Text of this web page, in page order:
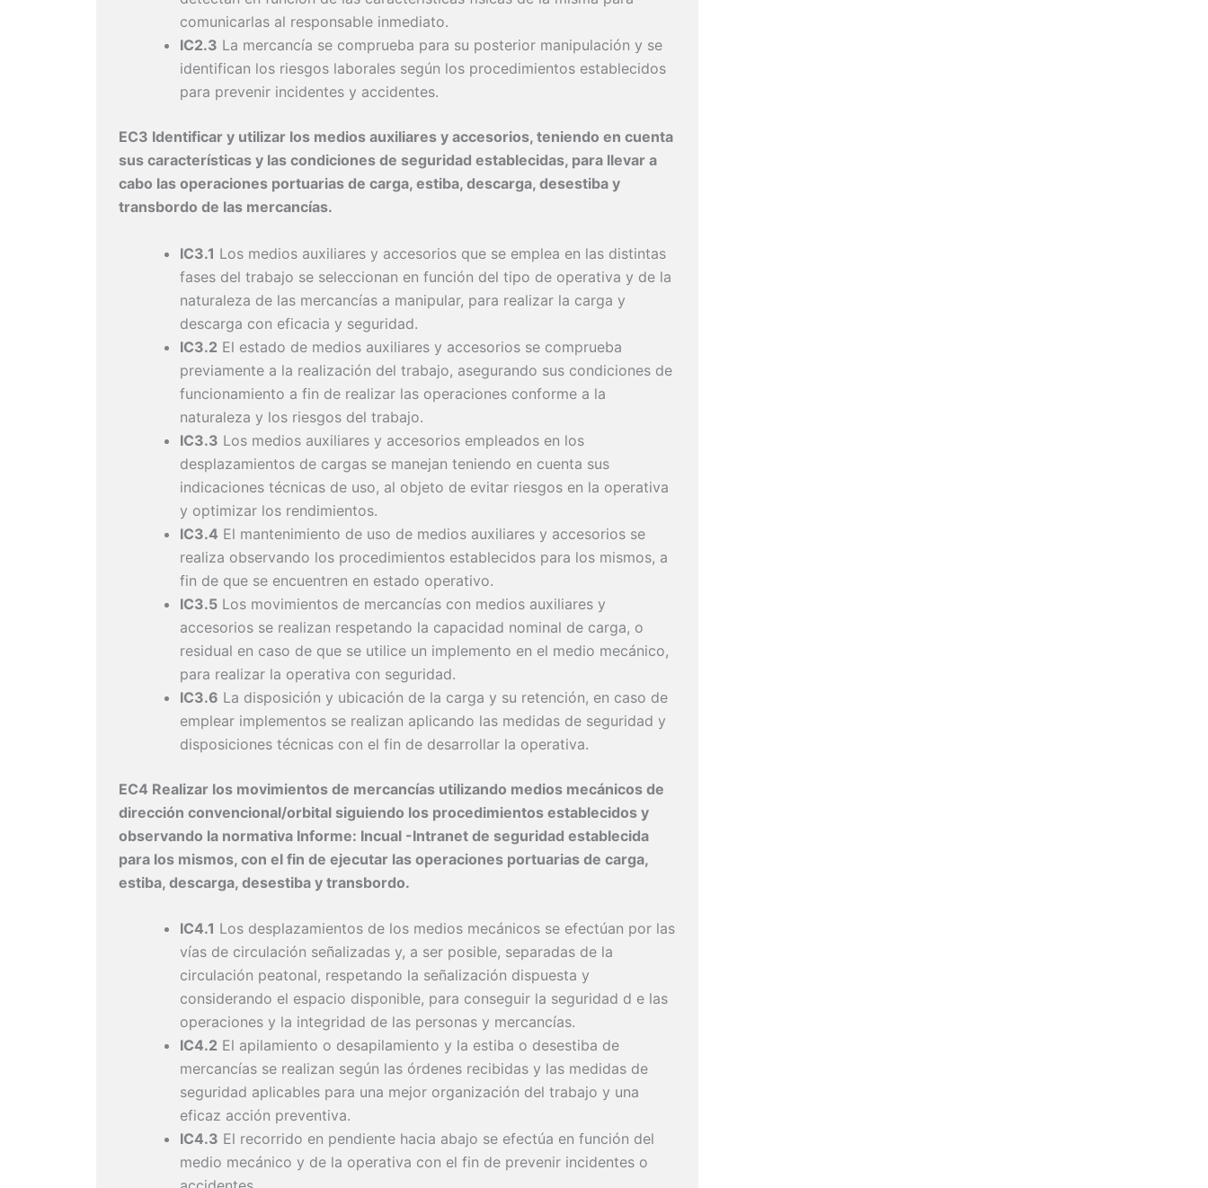
comunicarlas al responsable inmediato.
IC2.3 La mercancía se comprueba para su posterior manipulación y se
identifican los riesgos laborales según los procedimientos establecidos
para prevenir incidentes y accidentes.
EC3 Identificar y utilizar los medios auxiliares y accesorios, teniendo en cuenta
sus características y las condiciones de seguridad establecidas, para llevar a
cabo las operaciones portuarias de carga, estiba, descarga, desestiba y
transbordo de las mercancías.
IC3.1 Los medios auxiliares y accesorios que se emplea en las distintas
fases del trabajo se seleccionan en función del tipo de operativa y de la
naturaleza de las mercancías a manipular, para realizar la carga y
descarga con eficacia y seguridad.
IC3.2 El estado de medios auxiliares y accesorios se comprueba
previamente a la realización del trabajo, asegurando sus condiciones de
funcionamiento a fin de realizar las operaciones conforme a la
naturaleza y los riesgos del trabajo.
IC3.3 Los medios auxiliares y accesorios empleados en los
desplazamientos de cargas se manejan teniendo en cuenta sus
indicaciones técnicas de uso, al objeto de evitar riesgos en la operativa
y optimizar los rendimientos.
IC3.4 El mantenimiento de uso de medios auxiliares y accesorios se
realiza observando los procedimientos establecidos para los mismos, a
fin de que se encuentren en estado operativo.
IC3.5 Los movimientos de mercancías con medios auxiliares y
accesorios se realizan respetando la capacidad nominal de carga, o
residual en caso de que se utilice un implemento en el medio mecánico,
para realizar la operativa con seguridad.
IC3.6 La disposición y ubicación de la carga y su retención, en caso de
emplear implementos se realizan aplicando las medidas de seguridad y
disposiciones técnicas con el fin de desarrollar la operativa.
EC4 Realizar los movimientos de mercancías utilizando medios mecánicos de
dirección convencional/orbital siguiendo los procedimientos establecidos y
observando la normativa Informe: Incual -Intranet de seguridad establecida
para los mismos, con el fin de ejecutar las operaciones portuarias de carga,
estiba, descarga, desestiba y transbordo.
IC4.1 Los desplazamientos de los medios mecánicos se efectúan por las
vías de circulación señalizadas y, a ser posible, separadas de la
circulación peatonal, respetando la señalización dispuesta y
considerando el espacio disponible, para conseguir la seguridad d e las
operaciones y la integridad de las personas y mercancías.
IC4.2 El apilamiento o desapilamiento y la estiba o desestiba de
mercancías se realizan según las órdenes recibidas y las medidas de
seguridad aplicables para una mejor organización del trabajo y una
eficaz acción preventiva.
IC4.3 El recorrido en pendiente hacia abajo se efectúa en función del
medio mecánico y de la operativa con el fin de prevenir incidentes o